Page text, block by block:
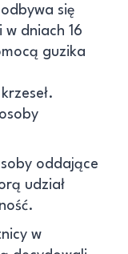
się
dniach 16
guzika
oddające
udział
w